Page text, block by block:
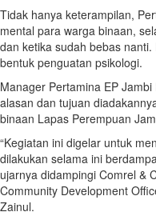
Tidak hanya keterampilan,
mental para warga binaan,
dan ketika sudah bebas
bentuk penguatan psikologi.
Manager Pertamina EP
alasan dan tujuan
binaan Lapas Perempuan
“Kegiatan ini digelar untuk
dilakukan selama ini
ujarnya didampingi Comrel &
Community Development
Zainul.